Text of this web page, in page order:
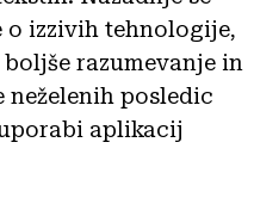
o izzivih tehnologije,
razumevanje in
neželenih posledic
aplikacij